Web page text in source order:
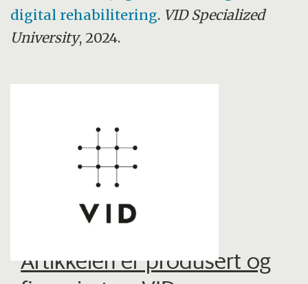
digital rehabilitering. VID Specialized
University, 2024.
Artikkelen er produsert og